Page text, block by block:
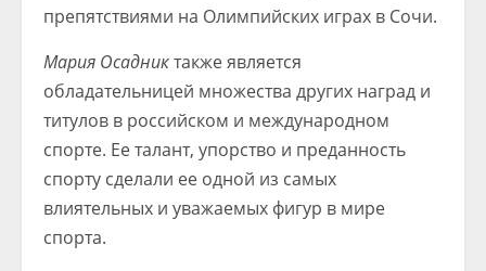
препятствиями на Олимпийских играх в Сочи.
Мария Осадниктакже является
обладательницей множества других наград и
титулов в российском и международном
спорте. Ее талант, упорство и преданность
спорту сделали ее одной из самых
влиятельных и уважаемых фигур в мире
спорта.